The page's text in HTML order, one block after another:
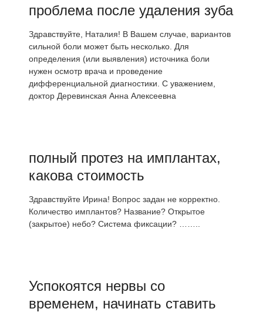
проблема после удаления зуба
Здравствуйте, Наталия! В Вашем случае, вариантов
сильной боли может быть несколько. Для
определения (или выявления) источника боли
нужен осмотр врача и проведение
дифференциальной диагностики. С уважением,
доктор Деревинская Анна Алексеевна
полный протез на имплантах,
какова стоимость
Здравствуйте Ирина! Вопрос задан не корректно.
Количество имплантов? Название? Открытое
(закрытое) небо? Система фиксации? ……..
Успокоятся нервы со
временем, начинать ставить